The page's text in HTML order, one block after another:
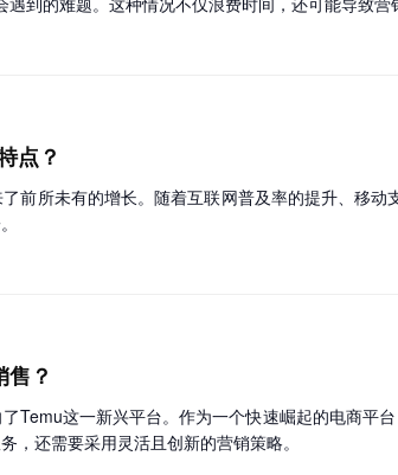
点？
前所未有的增长。随着互联网普及率的提升、移动
？
Temu这一新兴平台。作为一个快速崛起的电商平
，还需要采用灵活且创新的营销策略。